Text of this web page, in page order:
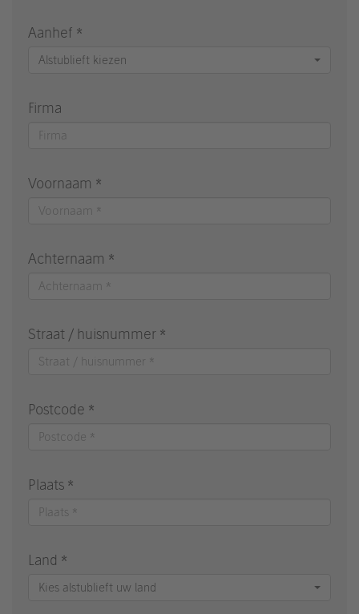
Aanhef *
Alstublieft kiezen
Firma
Voornaam *
Achternaam *
Straat / huisnummer *
Postcode *
Plaats *
Land *
Kies alstublieft uw land